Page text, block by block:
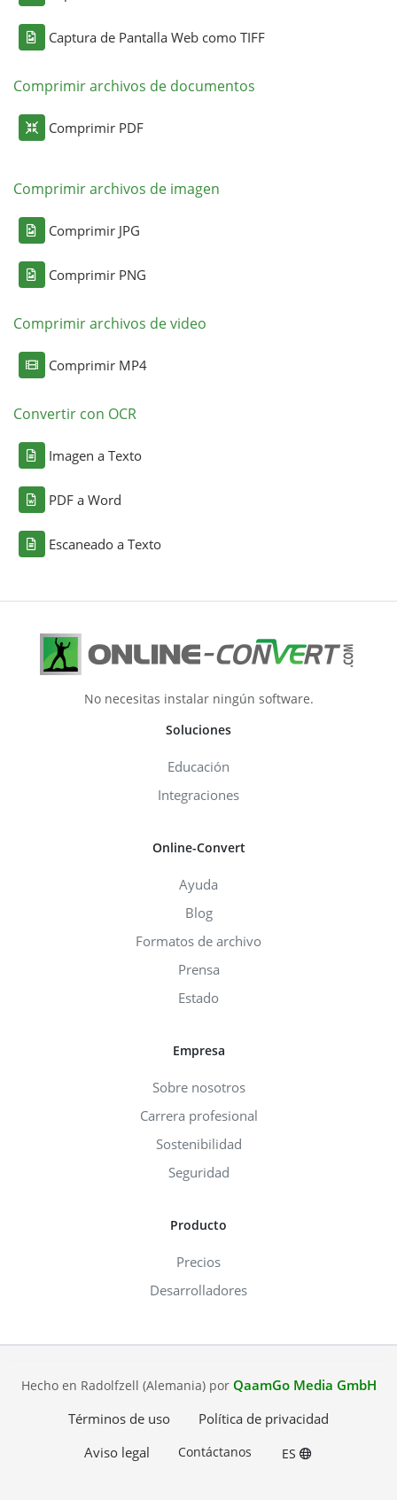
Captura de Pantalla Web como TIFF
Comprimir archivos de documentos
Comprimir PDF
Comprimir archivos de imagen
Comprimir JPG
Comprimir PNG
Comprimir archivos de video
Comprimir MP4
Convertir con OCR
Imagen a Texto
PDF a Word
Escaneado a Texto
No necesitas instalar ningún software.
Soluciones
Educación
Integraciones
Online-Convert
Ayuda
Blog
Formatos de archivo
Prensa
Estado
Empresa
Sobre nosotros
Carrera profesional
Sostenibilidad
Seguridad
Producto
Precios
Desarrolladores
Hecho en Radolfzell (Alemania) por QaamGo Media GmbH
Términos de uso
Política de privacidad
Aviso legal
Contáctanos ES